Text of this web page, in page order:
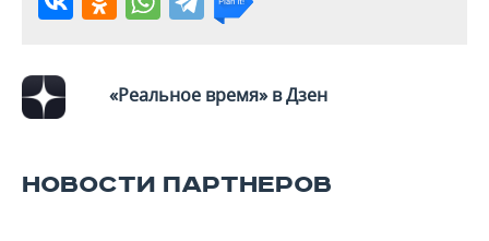
«Реальное время» в Дзен
НОВОСТИ ПАРТНЕРОВ